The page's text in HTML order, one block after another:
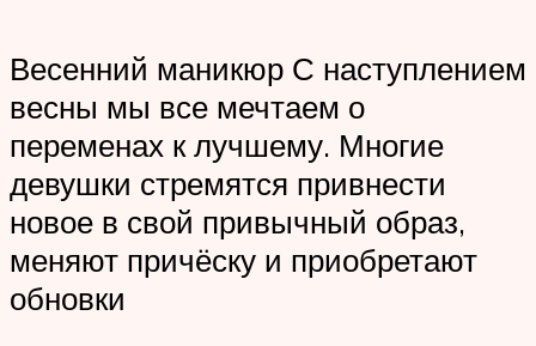
Весенний маникюр С наступлением
весны мы все мечтаем о
переменах к лучшему. Многие
девушки стремятся привнести
новое в свой привычный образ,
меняют причёску и приобретают
обновки